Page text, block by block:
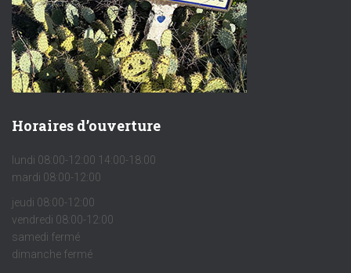
Horaires d’ouverture
lundi 08:00-12:00 14:00-18:00
mardi 08:00-12:00
jeudi 08:00-12:00
vendredi 08:00-12:00
samedi fermé
dimanche fermé